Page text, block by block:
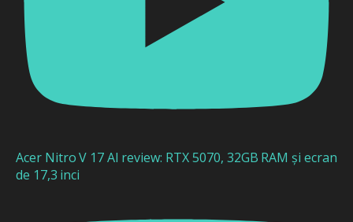
Acer Nitro V 17 AI review: RTX 5070, 32GB RAM și ecran
de 17,3 inci